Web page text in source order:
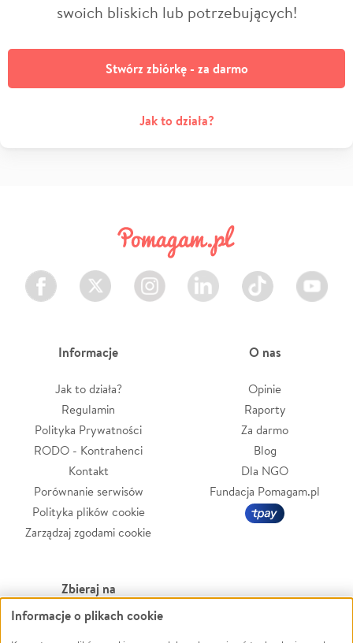
swoich bliskich lub potrzebujących!
Stwórz zbiórkę - za darmo
Jak to działa?
Facebook Twitter Instagram LinkedIn TikTok Youtube
Informacje
Jak to działa?
Regulamin
Polityka Prywatności
RODO - Kontrahenci
Kontakt
Porównanie serwisów
Polityka plików cookie
Zarządzaj zgodami cookie
O nas
Opinie
Raporty
Za darmo
Blog
Dla NGO
Fundacja Pomagam.pl
Zbieraj na
Leczenie
Informacje o plikach cookie